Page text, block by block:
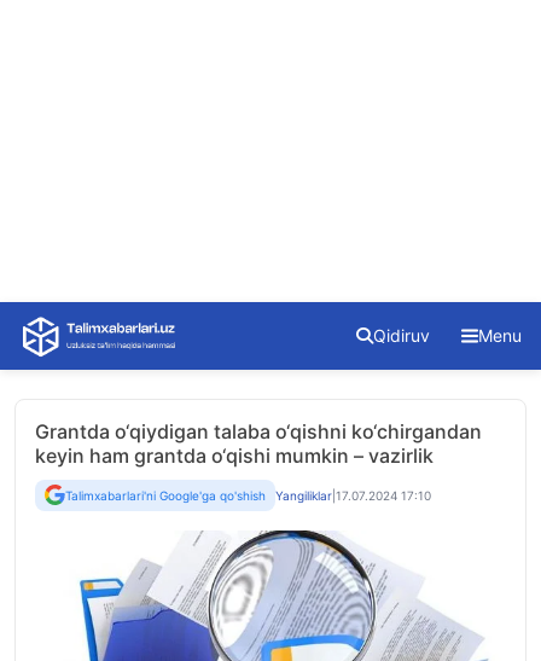
Skip
content
Qidiruv Menu
Grantda o‘qiydigan talaba o‘qishni ko‘chirgandan
keyin ham grantda o‘qishi mumkin – vazirlik
Talimxabarlari'ni Google'ga qo'shish Yangiliklar 17.07.2024 17:10